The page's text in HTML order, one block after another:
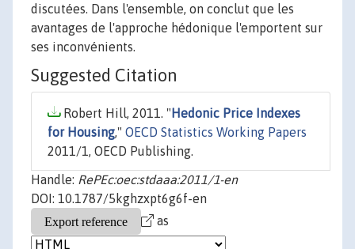
discutées. Dans l'ensemble, on conclut que les
avantages de l'approche hédonique l'emportent sur
ses inconvénients.
Suggested Citation
Robert Hill, 2011. " Hedonic Price Indexes
for Housing," OECD Statistics Working Papers
2011/1, OECD Publishing.
Handle: RePEc:oec:stdaaa:2011/1-en
DOI: 10.1787/5kghzxpt6g6f-en
as